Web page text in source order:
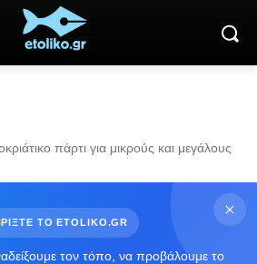
πάρτι για μικρούς και μεγάλους
ΤΟ ETOLIKO.GR
τον τόπο, να προβάλουμε το